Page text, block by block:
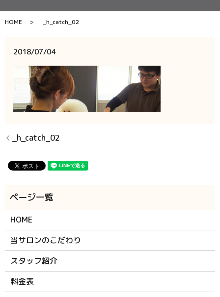
HOME _h_catch_02
2018/07/04
_h_catch_02
HOME
当サロンのこだわり
スタッフ紹介
料金表